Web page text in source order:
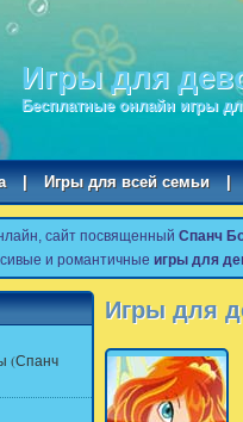
Игры для
Бесплатные онлайн игры
| Игры для всей семьи |
сайт посвященный Спанч
и романтичные игры для
(Спанч
Игры для